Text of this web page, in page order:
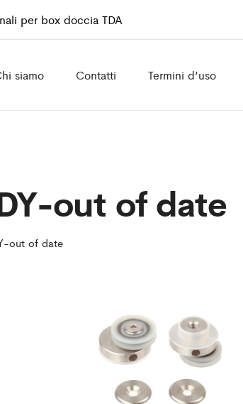
per box doccia TDA
siamo Contatti Termini d’uso
out of date
out of date